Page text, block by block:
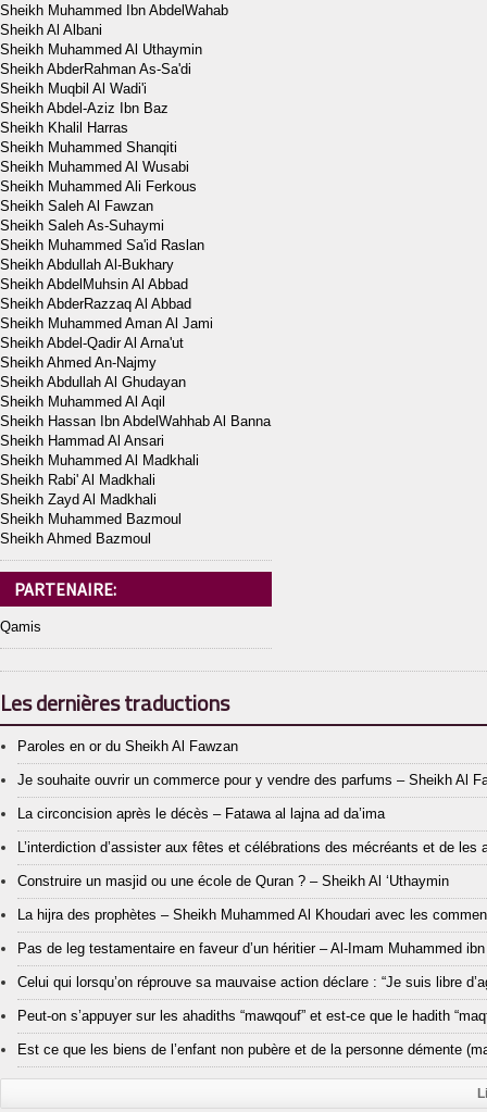
Sheikh Muhammed Ibn AbdelWahab
Sheikh Al Albani
Sheikh Muhammed Al Uthaymin
Sheikh AbderRahman As-Sa'di
Sheikh Muqbil Al Wadi'i
Sheikh Abdel-Aziz Ibn Baz
Sheikh Khalil Harras
Sheikh Muhammed Shanqiti
Sheikh Muhammed Al Wusabi
Sheikh Muhammed Ali Ferkous
Sheikh Saleh Al Fawzan
Sheikh Saleh As-Suhaymi
Sheikh Muhammed Sa'id Raslan
Sheikh Abdullah Al-Bukhary
Sheikh AbdelMuhsin Al Abbad
Sheikh AbderRazzaq Al Abbad
Sheikh Muhammed Aman Al Jami
Sheikh Abdel-Qadir Al Arna'ut
Sheikh Ahmed An-Najmy
Sheikh Abdullah Al Ghudayan
Sheikh Muhammed Al Aqil
Sheikh Hassan Ibn AbdelWahhab Al Banna
Sheikh Hammad Al Ansari
Sheikh Muhammed Al Madkhali
Sheikh Rabi' Al Madkhali
Sheikh Zayd Al Madkhali
Sheikh Muhammed Bazmoul
Sheikh Ahmed Bazmoul
PARTENAIRE:
Qamis
Les dernières traductions
Paroles en or du Sheikh Al Fawzan
Je souhaite ouvrir un commerce pour y vendre des parfums – Sheikh Al
La circoncision après le décès – Fatawa al lajna ad da’ima
L’interdiction d’assister aux fêtes et célébrations des mécréants et de
Construire un masjid ou une école de Quran ? – Sheikh Al ‘Uthaymin
La hijra des prophètes – Sheikh Muhammed Al Khoudari avec les
Pas de leg testamentaire en faveur d’un héritier – Al-Imam Muhammed
Celui qui lorsqu’on réprouve sa mauvaise action déclare : “Je suis libre
Peut-on s’appuyer sur les ahadiths “mawqouf” et est-ce que le hadith
Est ce que les biens de l’enfant non pubère et de la personne démente